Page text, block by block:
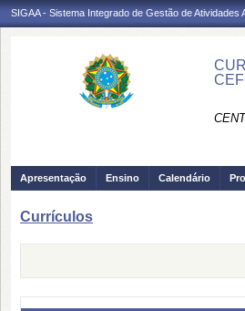
SIGAA - Sistema Integrado de Gestão de Atividades
Apresentação Ensino Calendário
Currículos